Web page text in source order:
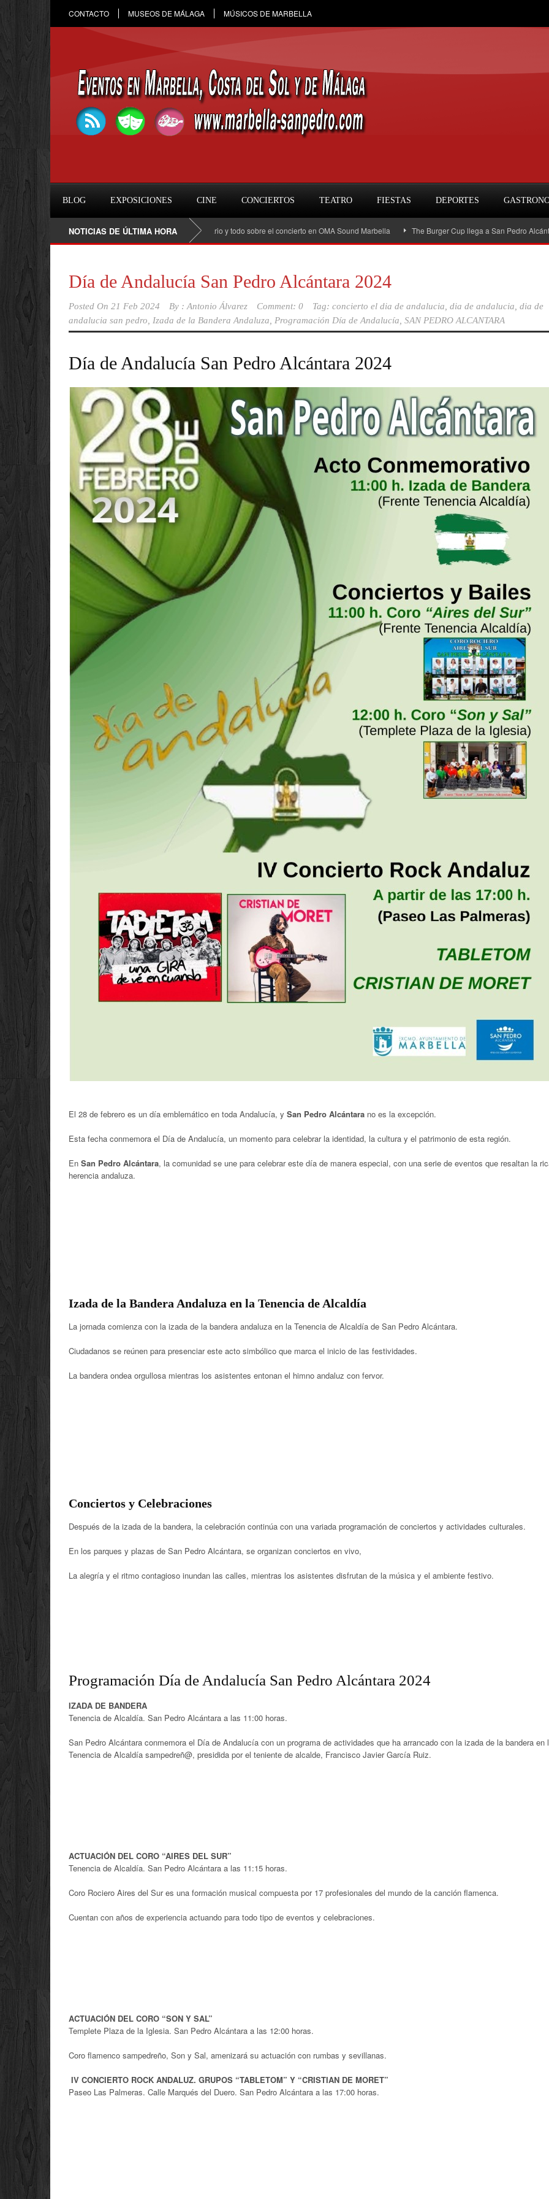
CONTACTO MUSEOS DE MÁLAGA MÚSICOS DE MARBELLA
BLOG EXPOSICIONES CINE CONCIERTOS TEATRO FIESTAS DEPORTES
NOTICIAS DE ÚLTIMA HORA
Raule en Marbella 2026: fecha, entradas, horario y todo sobre el concierto en OMA Sound Marbella The Burger Cup llega a San Pedro Alcántara: la
Día de Andalucía San Pedro Alcántara 2024
Posted On 21 Feb 2024 By : Antonio Álvarez Comment: 0 Tag: concierto el dia de andalucia dia de andalucia dia de
andalucia san pedro
Izada de la Bandera Andaluza Programación Día de Andalucía SAN PEDRO ALCANTARA
Día de Andalucía San Pedro Alcántara 2024
El 28 de febrero es un día emblemático en toda Andalucía, y San Pedro Alcántara no es la excepción.
Esta fecha conmemora el Día de Andalucía, un momento para celebrar la identidad, la cultura y el patrimonio de esta región.
En San Pedro Alcántara, la comunidad se une para celebrar este día de manera especial, con una serie de eventos que resaltan la
herencia andaluza.
Izada de la Bandera Andaluza en la Tenencia de Alcaldía
La jornada comienza con la izada de la bandera andaluza en la Tenencia de Alcaldía de San Pedro Alcántara.
Ciudadanos se reúnen para presenciar este acto simbólico que marca el inicio de las festividades.
La bandera ondea orgullosa mientras los asistentes entonan el himno andaluz con fervor.
Conciertos y Celebraciones
Después de la izada de la bandera, la celebración continúa con una variada programación de conciertos y actividades culturales.
En los parques y plazas de San Pedro Alcántara, se organizan conciertos en vivo,
La alegría y el ritmo contagioso inundan las calles, mientras los asistentes disfrutan de la música y el ambiente festivo.
Programación Día de Andalucía San Pedro Alcántara 2024
IZADA DE BANDERA
Tenencia de Alcaldía. San Pedro Alcántara a las 11:00 horas.
San Pedro Alcántara conmemora el Día de Andalucía con un programa de actividades que ha arrancado con la izada de la bandera en
Tenencia de Alcaldía sampedreñ@, presidida por el teniente de alcalde, Francisco Javier García Ruiz.
ACTUACIÓN DEL CORO “AIRES DEL SUR”
Tenencia de Alcaldía. San Pedro Alcántara a las 11:15 horas.
Coro Rociero Aires del Sur es una formación musical compuesta por 17 profesionales del mundo de la canción flamenca.
Cuentan con años de experiencia actuando para todo tipo de eventos y celebraciones.
ACTUACIÓN DEL CORO “SON Y SAL”
Templete Plaza de la Iglesia. San Pedro Alcántara a las 12:00 horas.
Coro flamenco sampedreño, Son y Sal, amenizará su actuación con rumbas y sevillanas.
IV CONCIERTO ROCK ANDALUZ. GRUPOS “TABLETOM” Y “CRISTIAN DE MORET”
Paseo Las Palmeras. Calle Marqués del Duero. San Pedro Alcántara a las 17:00 horas.